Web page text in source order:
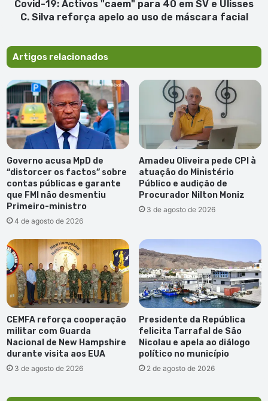
Ulisses
apelo
ao
uso
de
máscara
facial
Covid-19: Activos "caem" para 40 em SV e Ulisses
C. Silva reforça apelo ao uso de máscara facial
Artigos relacionados
Governo acusa MpD de
“distorcer os factos” sobre
contas públicas e garante
que FMI não desmentiu
Primeiro-ministro
4 de agosto de 2026
Amadeu Oliveira pede CPI à
atuação do Ministério
Público e audição de
Procurador Nilton Moniz
3 de agosto de 2026
CEMFA reforça cooperação
militar com Guarda
Nacional de New Hampshire
durante visita aos EUA
3 de agosto de 2026
Presidente da República
felicita Tarrafal de São
Nicolau e apela ao diálogo
político no município
2 de agosto de 2026